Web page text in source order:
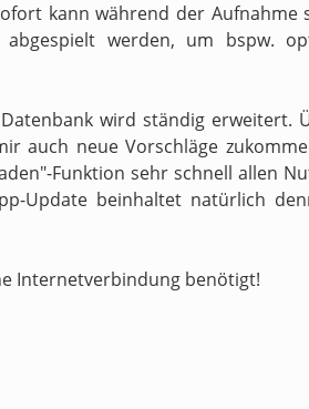
kann während der Aufnahme
werden, um bspw.
wird ständig erweitert.
auch neue Vorschläge
Funktion sehr schnell allen
Update beinhaltet natürlich
Internetverbindung benötigt!